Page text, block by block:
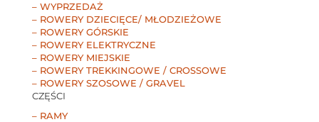
– WYPRZEDAŻ
– ROWERY DZIECIĘCE/ MŁODZIEŻOWE
– ROWERY GÓRSKIE
– ROWERY ELEKTRYCZNE
– ROWERY MIEJSKIE
– ROWERY TREKKINGOWE / CROSSOWE
– ROWERY SZOSOWE / GRAVEL
CZĘŚCI
– RAMY